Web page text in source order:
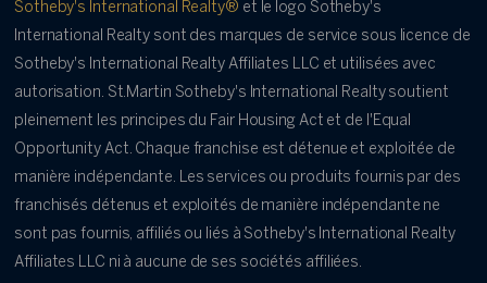
Sotheby's International Realty® et le logo Sotheby's
International Realty sont des marques de service sous licence de
Sotheby's International Realty Affiliates LLC et utilisées avec
autorisation. St.Martin Sotheby's International Realty soutient
pleinement les principes du Fair Housing Act et de l'Equal
Opportunity Act. Chaque franchise est détenue et exploitée de
manière indépendante. Les services ou produits fournis par des
franchisés détenus et exploités de manière indépendante ne
sont pas fournis, affiliés ou liés à Sotheby's International Realty
Affiliates LLC ni à aucune de ses sociétés affiliées.